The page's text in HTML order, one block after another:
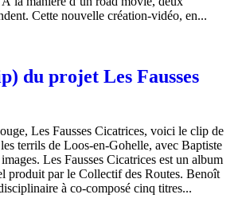
Cette nouvelle création-vidéo, en...
du projet Les Fausses
Les Fausses Cicatrices, voici le clip de
terrils de Loos-en-Gohelle, avec Baptiste
Les Fausses Cicatrices est un album
produit par le Collectif des Routes. Benoît
à co-composé cinq titres...